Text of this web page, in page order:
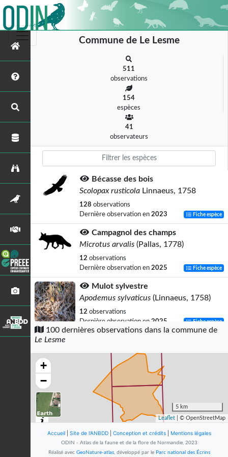
Commune de Le Lesme
511
observations
154
espèces
41
observateurs
Bécasse des bois
Scolopax rusticola Linnaeus, 1758
128 observations
Dernière observation en 2023 Fiche espèce
Campagnol des champs
Microtus arvalis (Pallas, 1778)
12 observations
Dernière observation en 2025 Fiche espèce
Mulot sylvestre
Apodemus sylvaticus (Linnaeus, 1758)
12 observations
Dernière observation en 2025 Fiche espèce
Crocidura russula(Hermann, 1780)
observations
Dernière observation en2025
Campagnol agreste
Microtus agrestis
(Linnaeus, 1761)
observations
Campagnol roussâtre
100 dernières observations dans la commune de
Le Lesme
+
−
5 km
Leaflet | © OpenStreetMap
Accueil Site de l'ANBDD Conception et crédits Mentions légales
ODIN - Atlas de la faune et de la flore de Normandie, 2023
Réalisé avec GeoNature-atlas, développé par le Parc national des Écrins